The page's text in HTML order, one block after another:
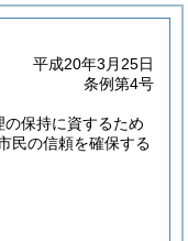
平成20年3月25日
条例第4号
保持に資するため
民の信頼を確保する